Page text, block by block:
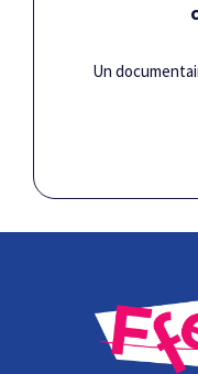
Un